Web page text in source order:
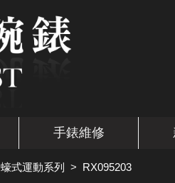
手錶維修
蠔式運動系列 > RX095203